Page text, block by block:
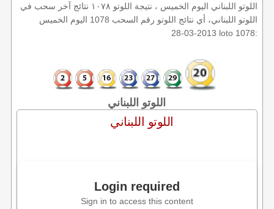
اللوتو اللبناني اليوم الخميس ، نتيجة اللوتو ١٠٧٨ نتائج آخر سحب في
اللوتو اللبناني، أي نتائج اللوتو رقم السحب 1078 اليوم الخميس
2013-03-28 loto 1078:
اللوتو اللبناني
اللوتو اللبناني
Login required
Sign in to access this content